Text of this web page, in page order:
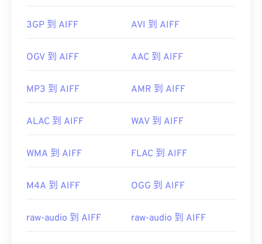
3GP 到 AIFF AVI 到 AIFF
OGV 到 AIFF AAC 到 AIFF
MP3 到 AIFF AMR 到 AIFF
ALAC 到 AIFF WAV 到 AIFF
WMA 到 AIFF FLAC 到 AIFF
M4A 到 AIFF OGG 到 AIFF
raw-audio 到 AIFF raw-audio 到 AIFF